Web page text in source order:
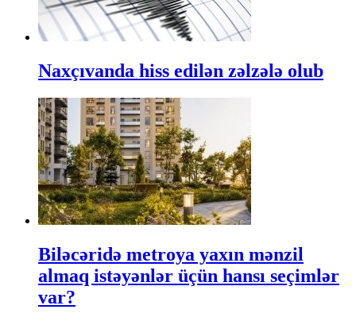
Naxçıvanda hiss edilən zəlzələ olub
Biləcəridə metroya yaxın mənzil
almaq istəyənlər üçün hansı seçimlər
var?